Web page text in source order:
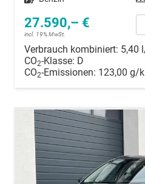
27.590,– €
incl. 19% MwSt.
Verbrauch kombiniert: 5,40
CO2-Klasse: D
CO2-Emissionen: 123,00 g/